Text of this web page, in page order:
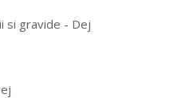
si gravide - Dej